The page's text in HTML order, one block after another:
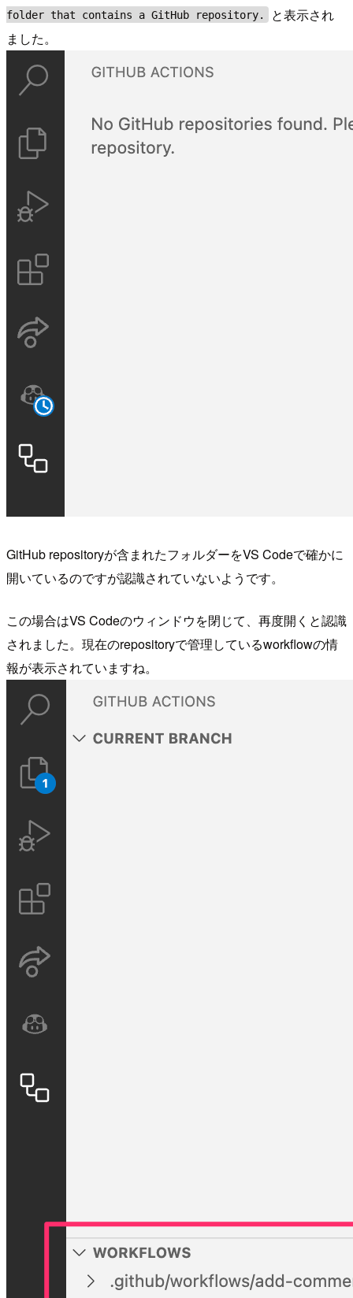
folder that contains a GitHub repository.
と表示され
ました。
GitHub repositoryが含まれたフォルダーをVS Codeで確かに
開いているのですが認識されていないようです。
この場合はVS Codeのウィンドウを閉じて、再度開くと認識
されました。現在のrepositoryで管理しているworkflowの情
報が表示されていますね。